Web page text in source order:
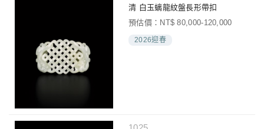
清 白玉螭龍紋盤長形帶扣
預估價：NT$ 80,000-120,000
2026迎春